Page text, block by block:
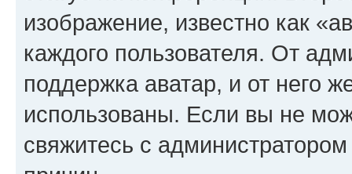
изображение, известно как
каждого пользователя. От
поддержка аватар, и от него
использованы. Если вы не
свяжитесь с